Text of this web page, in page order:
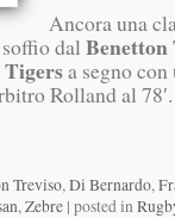
Ancora una
dal Benetton
a segno
Rolland al
Treviso,Di Bernardo,
,Zebre | posted in